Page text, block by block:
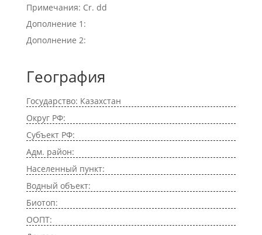
Примечания: Cr. dd
Дополнение 1:
Дополнение 2:
География
Государство: Казахстан
Округ РФ:
Субъект РФ:
Адм. район:
Населенный пункт:
Водный объект:
Биотоп:
ООПТ: